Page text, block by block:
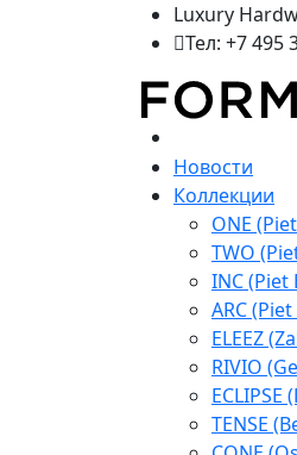
Luxury
Тел: +7 495
Новости
Коллекции
ONE
TWO
INC (Piet
ARC
ELEEZ
RIVIO
ECLIPSE
TENSE